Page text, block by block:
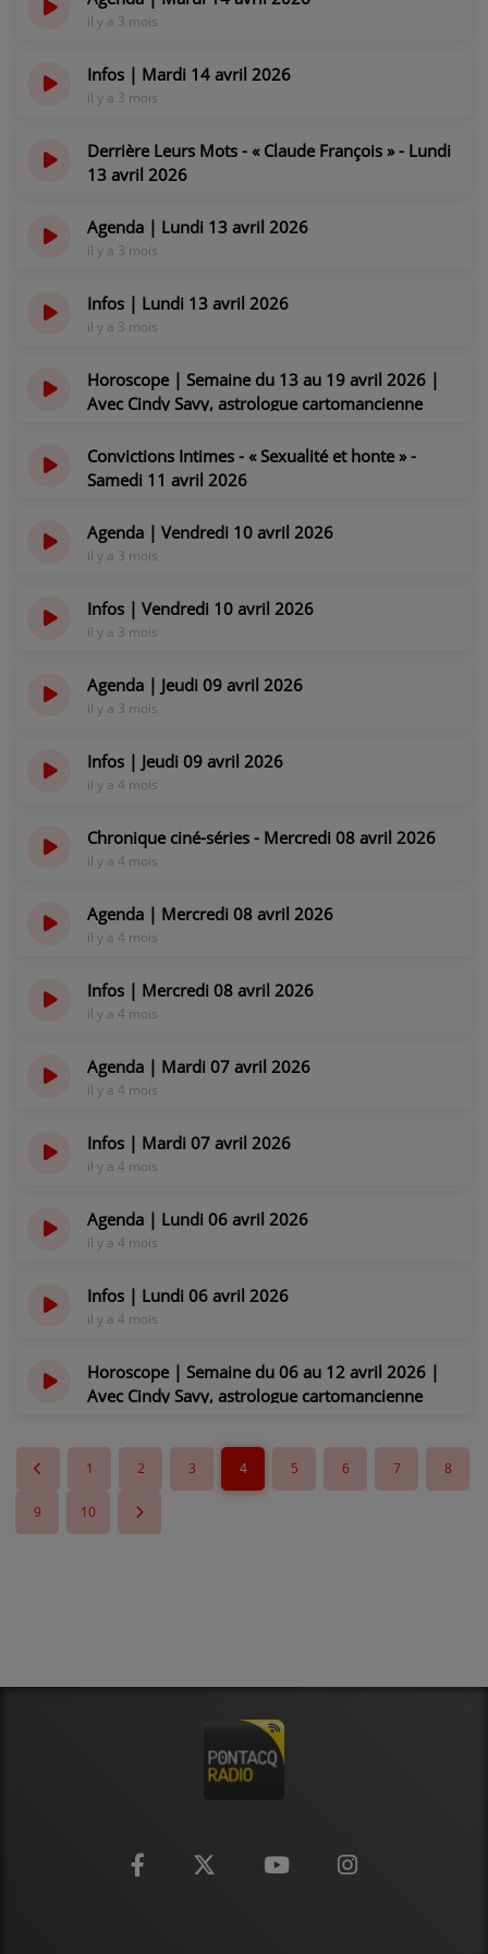
il y a 3 mois
Infos | Mardi 14 avril 2026
il y a 3 mois
Derrière Leurs Mots - « Claude François » - Lundi
13 avril 2026
Agenda | Lundi 13 avril 2026
il y a 3 mois
Infos | Lundi 13 avril 2026
il y a 3 mois
Horoscope | Semaine du 13 au 19 avril 2026 |
Avec Cindy Savy, astrologue cartomancienne
Convictions Intimes - « Sexualité et honte » -
Samedi 11 avril 2026
Agenda | Vendredi 10 avril 2026
il y a 3 mois
Infos | Vendredi 10 avril 2026
il y a 3 mois
Agenda | Jeudi 09 avril 2026
il y a 3 mois
Infos | Jeudi 09 avril 2026
il y a 4 mois
Chronique ciné-séries - Mercredi 08 avril 2026
il y a 4 mois
Agenda | Mercredi 08 avril 2026
il y a 4 mois
Infos | Mercredi 08 avril 2026
il y a 4 mois
Agenda | Mardi 07 avril 2026
il y a 4 mois
Infos | Mardi 07 avril 2026
il y a 4 mois
Agenda | Lundi 06 avril 2026
il y a 4 mois
Infos | Lundi 06 avril 2026
il y a 4 mois
Horoscope | Semaine du 06 au 12 avril 2026 |
Avec Cindy Savy, astrologue cartomancienne
1 2 3 4 5 6 7 8
9 10